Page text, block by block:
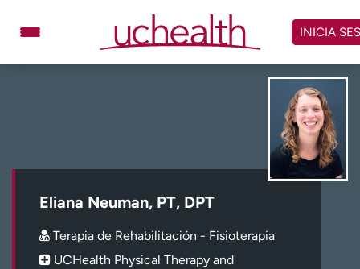
contenido
Carreras
INICIA
Eliana Neuman, PT, DPT
Terapia de Rehabilitación - Fisioterapia
UCHealth Physical Therapy and